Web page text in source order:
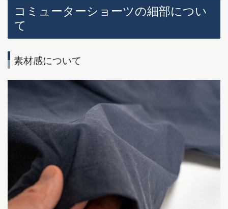
コミューターショーツの細部につい
て
素材感について